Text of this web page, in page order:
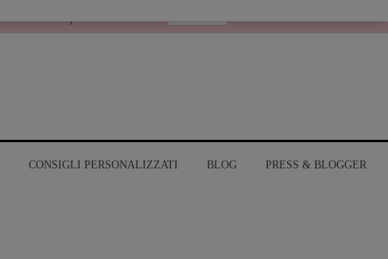
CONSIGLI PERSONALIZZATI BLOG PRESS & BLOGGER